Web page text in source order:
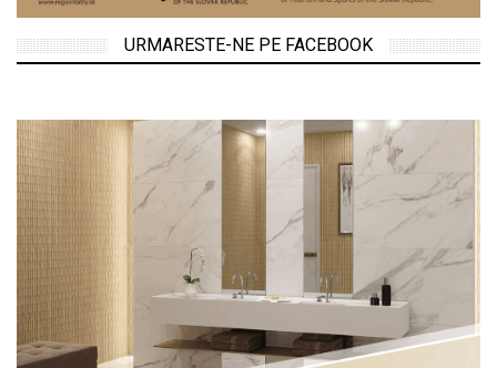
URMARESTE-NE PE FACEBOOK